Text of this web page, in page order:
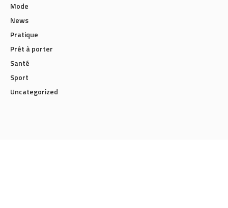
Mode
News
Pratique
Prêt à porter
Santé
Sport
Uncategorized